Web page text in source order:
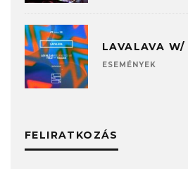
LAVALAVA
ESEMÉNYEK
FELIRATKOZÁS